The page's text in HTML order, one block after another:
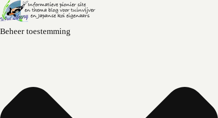
Beheer toestemming